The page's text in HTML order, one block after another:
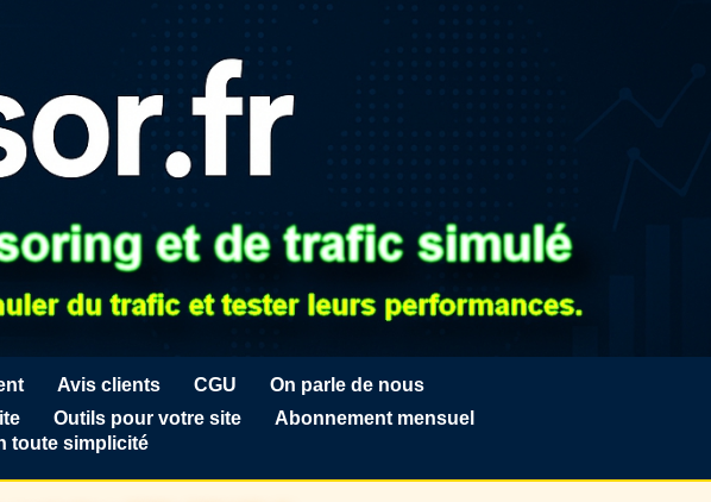
Avis clients CGU
On parle de nous
Outils pour votre site
Abonnement mensuel
toute simplicité